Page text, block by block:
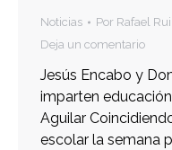
Noticias Por Rafael
Deja un comentario
Jesús Encabo y
imparten
Aguilar
escolar la semana